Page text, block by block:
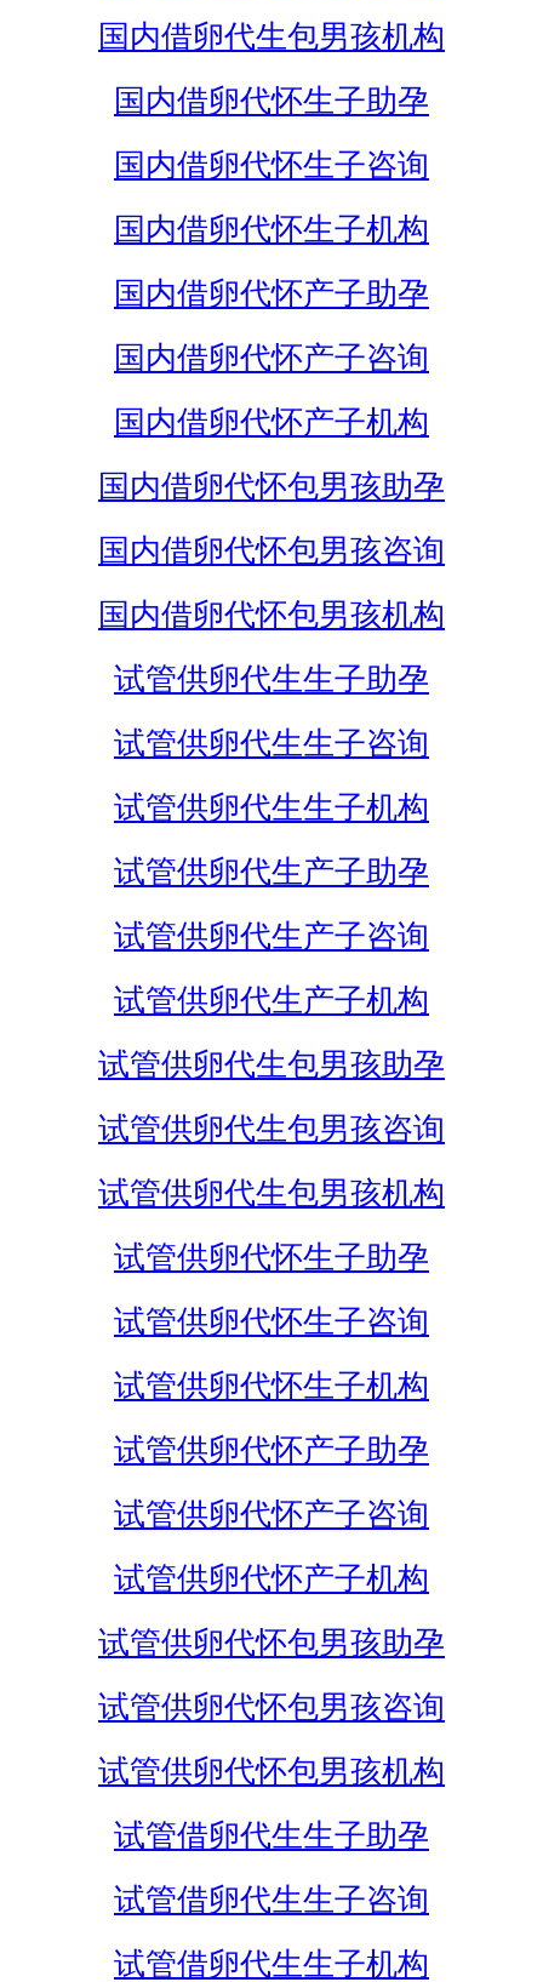
国内借卵代生包男孩机构
国内借卵代怀生子助孕
国内借卵代怀生子咨询
国内借卵代怀生子机构
国内借卵代怀产子助孕
国内借卵代怀产子咨询
国内借卵代怀产子机构
国内借卵代怀包男孩助孕
国内借卵代怀包男孩咨询
国内借卵代怀包男孩机构
试管供卵代生生子助孕
试管供卵代生生子咨询
试管供卵代生生子机构
试管供卵代生产子助孕
试管供卵代生产子咨询
试管供卵代生产子机构
试管供卵代生包男孩助孕
试管供卵代生包男孩咨询
试管供卵代生包男孩机构
试管供卵代怀生子助孕
试管供卵代怀生子咨询
试管供卵代怀生子机构
试管供卵代怀产子助孕
试管供卵代怀产子咨询
试管供卵代怀产子机构
试管供卵代怀包男孩助孕
试管供卵代怀包男孩咨询
试管供卵代怀包男孩机构
试管借卵代生生子助孕
试管借卵代生生子咨询
试管借卵代生生子机构